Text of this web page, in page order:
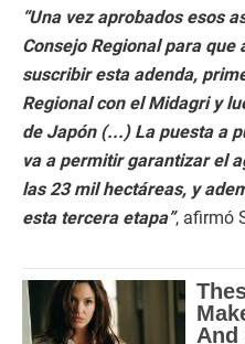
“Una vez aprobados esos
Consejo Regional para
suscribir esta adenda,
Regional con el Midagri y
de Japón (...) La puesta a
va a permitir garantizar el
las 23 mil hectáreas, y
esta tercera etapa”, afirmó